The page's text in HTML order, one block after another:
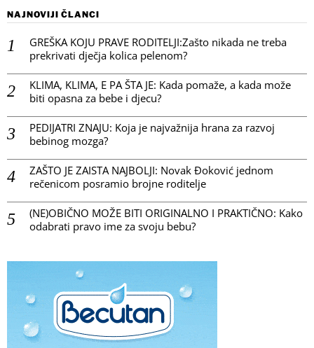
NAJNOVIJI ČLANCI
GREŠKA KOJU PRAVE RODITELJI:Zašto nikada ne treba
prekrivati dječja kolica pelenom?
KLIMA, KLIMA, E PA ŠTA JE: Kada pomaže, a kada može
biti opasna za bebe i djecu?
PEDIJATRI ZNAJU: Koja je najvažnija hrana za razvoj
bebinog mozga?
ZAŠTO JE ZAISTA NAJBOLJI: Novak Đoković jednom
rečenicom posramio brojne roditelje
(NE)OBIČNO MOŽE BITI ORIGINALNO I PRAKTIČNO: Kako
odabrati pravo ime za svoju bebu?